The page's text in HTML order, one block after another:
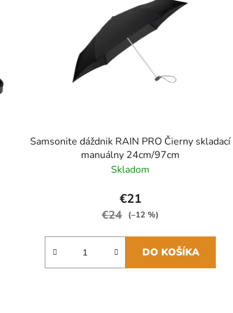
Samsonite dáždnik RAIN PRO Čierny skladací
manuálny 24cm/97cm
Skladom
€21
€24 (–12 %)
DO KOŠÍKA